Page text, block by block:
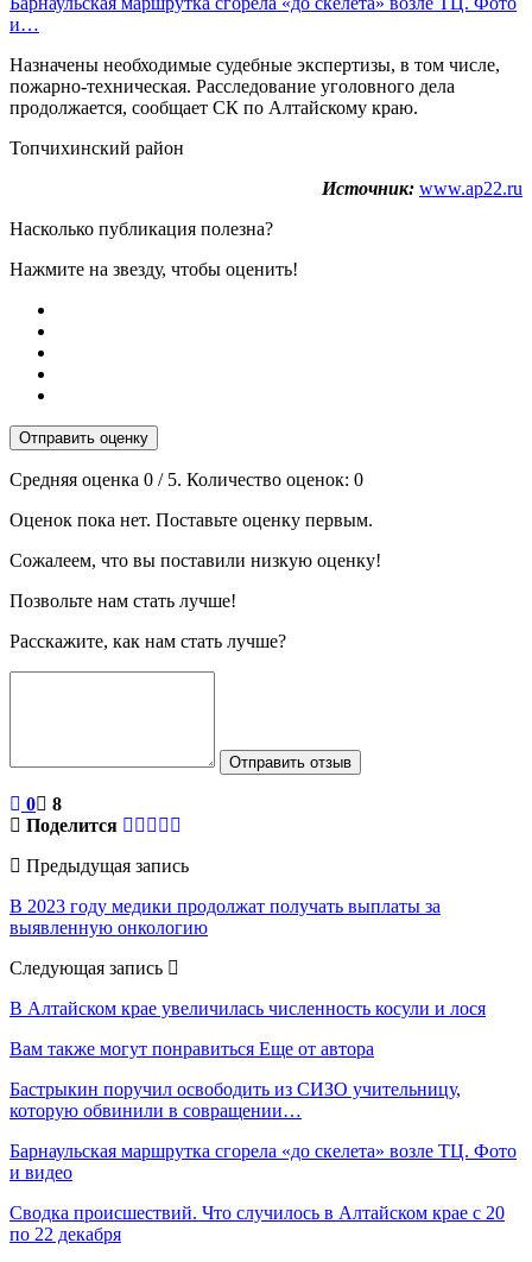
и…
Назначены необходимые судебные экспертизы, в том числе,
пожарно-техническая. Расследование уголовного дела
продолжается, сообщает СК по Алтайскому краю.
Топчихинский район
Источник: www.ap22.ru
Насколько публикация полезна?
Нажмите на звезду, чтобы оценить!
Отправить оценку
Средняя оценка 0 / 5. Количество оценок: 0
Оценок пока нет. Поставьте оценку первым.
Сожалеем, что вы поставили низкую оценку!
Позвольте нам стать лучше!
Расскажите, как нам стать лучше?
Отправить отзыв
0
8
Поделится
Предыдущая запись
В 2023 году медики продолжат получать выплаты за
выявленную онкологию
Следующая запись
В Алтайском крае увеличилась численность косули и лося
Вам также могут понравиться Еще от автора
Бастрыкин поручил освободить из СИЗО учительницу,
которую обвинили в совращении…
Барнаульская маршрутка сгорела «до скелета» возле ТЦ. Фото
и видео
Сводка происшествий. Что случилось в Алтайском крае с 20
по 22 декабря